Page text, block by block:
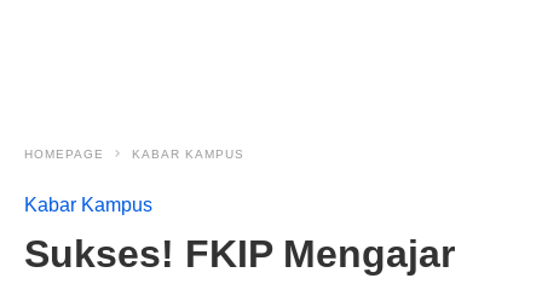
HOMEPAGE KABAR KAMPUS
Kabar Kampus
Sukses! FKIP Mengajar